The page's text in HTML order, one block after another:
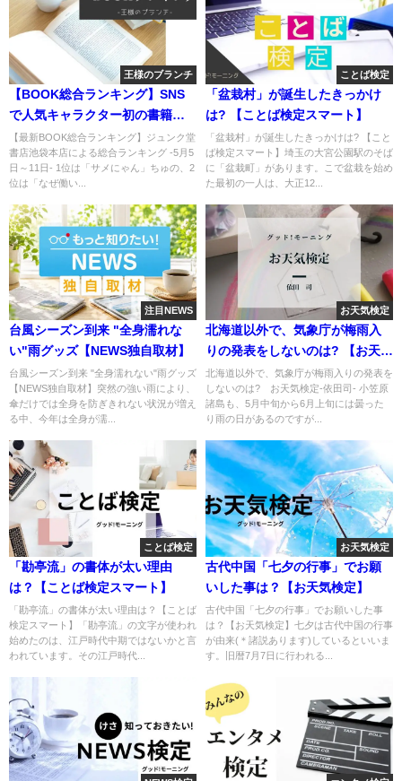
王様のブランチ
【BOOK総合ランキング】SNS
で人気キャラクター初の書籍化
「サメにゃん」
【最新BOOK総合ランキング】ジュンク堂
書店池袋本店による総合ランキング -5月5
日～11日- 1位は「サメにゃん」ちゅの、2
位は「なぜ働い...
ことば検定
「盆栽村」が誕生したきっかけ
は? 【ことば検定スマート】
「盆栽村」が誕生したきっかけは? 【こと
ば検定スマート】埼玉の大宮公園駅のそば
に「盆栽町」があります。こで盆栽を始め
た最初の一人は、大正12...
注目NEWS
台風シーズン到来 "全身濡れな
い"雨グッズ【NEWS独自取材】
台風シーズン到来 "全身濡れない"雨グッズ
【NEWS独自取材】突然の強い雨により、
傘だけでは全身を防ぎきれない状況が増え
る中、今年は全身が濡...
お天気検定
北海道以外で、気象庁が梅雨入
りの発表をしないのは? 【お天気
検定】
北海道以外で、気象庁が梅雨入りの発表を
しないのは? お天気検定-依田司- 小笠原
諸島も、5月中旬から6月上旬には曇った
り雨の日があるのですが...
ことば検定
「勘亭流」の書体が太い理由
は？【ことば検定スマート】
「勘亭流」の書体が太い理由は？【ことば
検定スマート】「勘亭流」の文字が使われ
始めたのは、江戸時代中期ではないかと言
われています。その江戸時代...
お天気検定
古代中国「七夕の行事」でお願
いした事は？【お天気検定】
古代中国「七夕の行事」でお願いした事
は？【お天気検定】七夕は古代中国の行事
が由来(＊諸説あります)しているといいま
す。旧暦7月7日に行われる...